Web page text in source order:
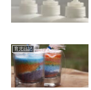
育児日記